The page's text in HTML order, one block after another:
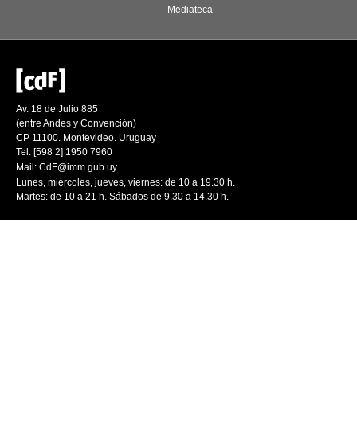
Mediateca
Av. 18 de Julio 885
(entre Andes y Convención)
CP 11100. Montevideo. Uruguay
Tel: [598 2] 1950 7960
Mail: CdF@imm.gub.uy
Lunes, miércoles, jueves, viernes: de 10 a 19.30 h.
Martes: de 10 a 21 h. Sábados de 9.30 a 14.30 h.